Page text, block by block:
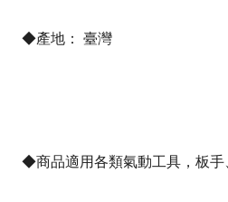
◆產地： 臺灣
◆商品適用各類氣動工具，板